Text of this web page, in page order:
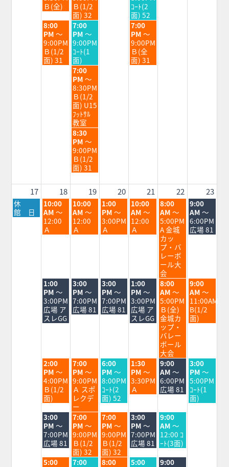
8
月
11th
2026
Ｂ(全)
8
月
12th
2026
Ｂ(1/2
面) 32
8
月
14th
2026
ｺｰﾄ(2
面) 52
火
曜
日,
8
月
11th
8:00
PM ～
9:00PM
Ｂ(1/2
面) 31
水
曜
日,
8
月
12th
2026
7:00
PM ～
9:00PM
ｺｰﾄ(1
面)
金
曜
日,
8
月
14th
7:00
PM ～
9:00PM
Ｂ(全
面) 31
水
曜
日,
8
月
12th
2026
7:00
PM ～
8:30PM
Ｂ(1/2
面) U15
ﾌｯﾄｻﾙ
教室
水
曜
日,
8
月
12th
2026
8:30
PM ～
9:00PM
Ｂ(1/2
面) 31
17 18 19 20 21 22 23
月
曜
日,
休
館 日
火
曜
日,
8
月
10:00
AM ～
12:00
Ａ
水
曜
日,
8
月
10:00
AM ～
12:00
Ａ
木
曜
日,
8
月
1:00
PM ～
3:00PM
Ａ
金
曜
日,
8
月
10:00
AM ～
12:00
Ａ
土
曜
日,
8
月
22nd
2026
8:00
AM ～
5:00PM
A 金城
カッ
プ・バ
レーボ
ール大
会
日
曜
日,
8
月
9:00
AM ～
6:00PM
広場 81
火
曜
日,
8
月
18th
1:00
PM ～
3:00PM
広場 ア
スレGG
水
曜
日,
8
月
3:00
PM ～
7:00PM
広場 81
木
曜
日,
8
月
3:00
PM ～
7:00PM
広場 81
金
曜
日,
8
月
21st
1:00
PM ～
3:00PM
広場 ア
スレGG
土
曜
日,
8
月
22nd
2026
8:00
AM ～
5:00PM
Ｂ(全)
金城カ
ップ・
バレー
ボール
大会
日
曜
日,
8
月
23rd
9:00
AM ～
11:00AM
B(1/2
面)
火
曜
日,
8
月
18th
2026
2:00
PM ～
4:00PM
Ｂ(1/2
面)
水
曜
日,
8
月
19th
2026
7:00
PM ～
9:00PM
Ａ スポ
レクデ
ー
木
曜
日,
8
月
20th
2026
6:00
PM ～
8:00PM
ｺｰﾄ(2
面) 52
金
曜
日,
8
月
2026
1:30
PM ～
3:30PM
Ａ
土
曜
日,
8
月
2026
9:00
AM ～
6:00PM
広場 81
日
曜
日,
8
月
23rd
3:00
PM ～
5:00PM
ｺｰﾄ(1
面)
火
曜
日,
8
月
18th
3:00
PM ～
7:00PM
広場 81
水
曜
日,
8
月
19th
7:00
PM ～
9:00PM
Ｂ(1/2
面) 32
木
曜
日,
8
月
20th
7:00
PM ～
9:00PM
Ｂ(1/2
面) 32
金
曜
日,
8
月
21st
3:00
PM ～
7:00PM
広場 81
土
曜
日,
8
月
22nd
9:00
AM ～
12:00 ｺ
ｰﾄ(3面)
火
5:00
水
7:00
木
8:00
金
5:00
土
9:00